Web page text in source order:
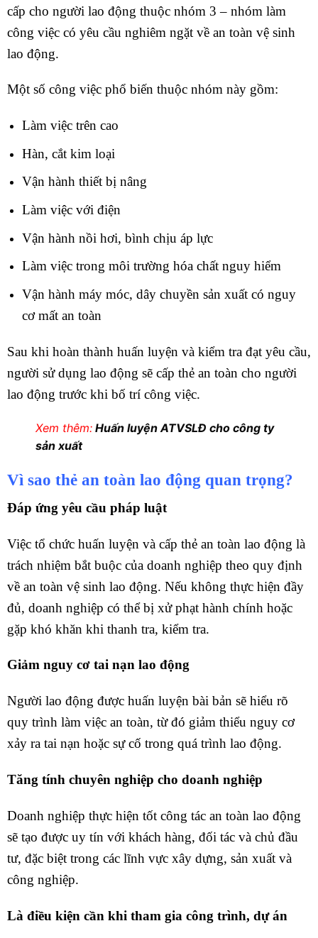
cấp cho người lao động thuộc nhóm 3 – nhóm làm
công việc có yêu cầu nghiêm ngặt về an toàn vệ sinh
lao động.
Một số công việc phổ biến thuộc nhóm này gồm:
Làm việc trên cao
Hàn, cắt kim loại
Vận hành thiết bị nâng
Làm việc với điện
Vận hành nồi hơi, bình chịu áp lực
Làm việc trong môi trường hóa chất nguy hiểm
Vận hành máy móc, dây chuyền sản xuất có nguy
cơ mất an toàn
Sau khi hoàn thành huấn luyện và kiểm tra đạt yêu cầu,
người sử dụng lao động sẽ cấp thẻ an toàn cho người
lao động trước khi bố trí công việc.
Xem thêm:Huấn luyện ATVSLĐ cho công ty
sản xuất
Vì sao thẻ an toàn lao động quan trọng?
Đáp ứng yêu cầu pháp luật
Việc tổ chức huấn luyện và cấp thẻ an toàn lao động là
trách nhiệm bắt buộc của doanh nghiệp theo quy định
về an toàn vệ sinh lao động. Nếu không thực hiện đầy
đủ, doanh nghiệp có thể bị xử phạt hành chính hoặc
gặp khó khăn khi thanh tra, kiểm tra.
Giảm nguy cơ tai nạn lao động
Người lao động được huấn luyện bài bản sẽ hiểu rõ
quy trình làm việc an toàn, từ đó giảm thiểu nguy cơ
xảy ra tai nạn hoặc sự cố trong quá trình lao động.
Tăng tính chuyên nghiệp cho doanh nghiệp
Doanh nghiệp thực hiện tốt công tác an toàn lao động
sẽ tạo được uy tín với khách hàng, đối tác và chủ đầu
tư, đặc biệt trong các lĩnh vực xây dựng, sản xuất và
công nghiệp.
Là điều kiện cần khi tham gia công trình, dự án